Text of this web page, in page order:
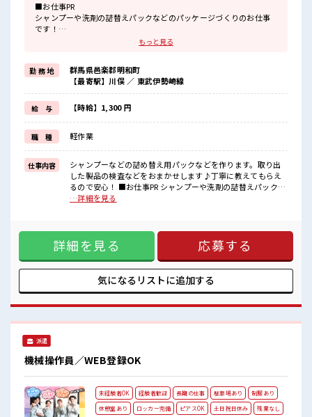
■お仕事PR
シャンプーや洗剤の詰替えパックなどのパッケージづくりのお仕事
です！
パッケージの形を作る機械(製袋機)のオペレーターや取り出した製品
未経験の方も丁寧に教えていただけるので安心してスタートできま
すよ！
職場はとってもキレイで設備がとっても充実♪
キレイな食堂完備、
売店、
仮眠室、
和室休憩所、
診療所などが完備されています！
通勤は車・自転車・バイクなどがOK！
無料駐車場も完備されています！
川俣駅よりバス送迎もあり！
■職場の雰囲気
分からない事も聞きやすい環境なので未経験の方も安心ですよ！
交替勤務と残業が多めのお仕事なのでガッツリ稼げます！
もっと見る
勤 務 地
群馬県邑楽郡明和町
【最寄駅】川俣 ／ 東武伊勢崎線
給 与 【時給】1,300 円
職 種 軽作業
仕事内容
シャンプーなどの詰め替え用パックなどを作ります。取り出
した製品の検査などをおまかせします♪丁寧に教えてもらえ
るので安心！ ■お仕事PR シャンプーや洗剤の詰替えパックな
どのパッケージづくりのお仕事です！ パッケージの形を作る
に教えていただけるので安心してスタートできますよ！ 職場
はとってもキレイで設備がとっても充実♪ キレイな食堂完
備、 売店、 仮眠室、 和室休憩所、 診療所などが完備されて
います！ 通勤は車・自転車・バイクなどがOK！ 無料駐車場
も完備されています！ 川俣駅よりバス送迎もあり！ ■職場の
雰囲気 幅広い年代の方が活躍中！ アットホームでわきあいあ
なので未経験の方も安心ですよ！ 交替勤務と残業が多めのお
仕事なのでガッツリ稼げます！
…詳細を見る
詳細を見る 応募する
気になるリストに追加する
派遣
機械操作員／WEB登録OK
未経験者OK 経験者歓迎 長期の仕事 駐車場あり
制服あり
休憩室あり
ロッカー完備 ピアスOK 土日祝日休み
残業なし